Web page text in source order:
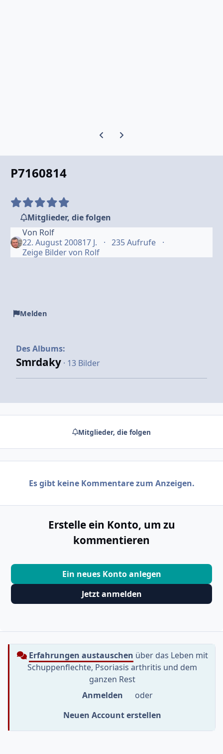
Vorherige Karussell-Folie
Nächste Karussell-Folie
P7160814
Mitglieder, die folgen
Von Rolf
22. August 200817 J.
235 Aufrufe
Zeige Bilder von Rolf
Melden
Des Albums:
Smrdaky · 13 Bilder
Mitglieder, die folgen
Es gibt keine Kommentare zum Anzeigen.
Erstelle ein Konto, um zu
kommentieren
Ein neues Konto anlegen
Jetzt anmelden
Erfahrungen austauschen über das Leben mit
Schuppenflechte, Psoriasis arthritis und dem
ganzen Rest
Anmelden
oder
Neuen Account erstellen